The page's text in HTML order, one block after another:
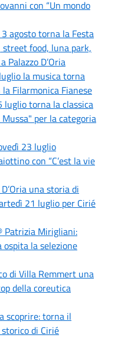
con “Un mondo
agosto torna la Festa
food, luna park,
Palazzo D’Oria
la musica torna
Filarmonica Fianese
luglio torna la classica
per la categoria
23 luglio
con “C’est la vie
una storia di
21 luglio per Cirié
Patrizia Mirigliani:
ospita la selezione
di Villa Remmert una
della coreutica
scoprire: torna il
di Cirié